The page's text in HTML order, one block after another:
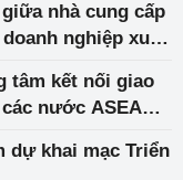
nhà cung cấp
nghiệp xuất
tâm kết nối giao
nước ASEAN
dự khai mạc Triển